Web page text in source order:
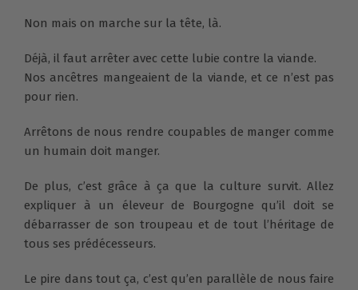
Non mais on marche sur la tête, là.
Déjà, il faut arrêter avec cette lubie contre la viande.
Nos ancêtres mangeaient de la viande, et ce n’est pas
pour rien.
Arrêtons de nous rendre coupables de manger comme
un humain doit manger.
De plus, c’est grâce à ça que la culture survit. Allez
expliquer à un éleveur de Bourgogne qu’il doit se
débarrasser de son troupeau et de tout l’héritage de
tous ses prédécesseurs.
Le pire dans tout ça, c’est qu’en parallèle de nous faire